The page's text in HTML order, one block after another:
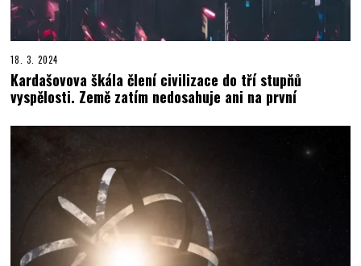
18. 3. 2024
Kardašovova škála člení civilizace do tří stupňů
vyspělosti. Země zatím nedosahuje ani na první